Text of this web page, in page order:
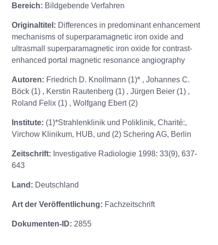
Bereich: Bildgebende Verfahren
Originaltitel: Differences in predominant enhancement
mechanisms of superparamagnetic iron oxide and
ultrasmall superparamagnetic iron oxide for contrast-
enhanced portal magnetic resonance angiography
Autoren: Friedrich D. Knollmann (1)* , Johannes C.
Böck (1) , Kerstin Rautenberg (1) , Jürgen Beier (1) ,
Roland Felix (1) , Wolfgang Ebert (2)
Institute: (1)*Strahlenklinik und Poliklinik, Charité:,
Virchow Klinikum, HUB, und (2) Schering AG, Berlin
Zeitschrift: Investigative Radiologie 1998: 33(9), 637-
643
Land: Deutschland
Art der Veröffentlichung: Fachzeitschrift
Dokumenten-ID: 2855